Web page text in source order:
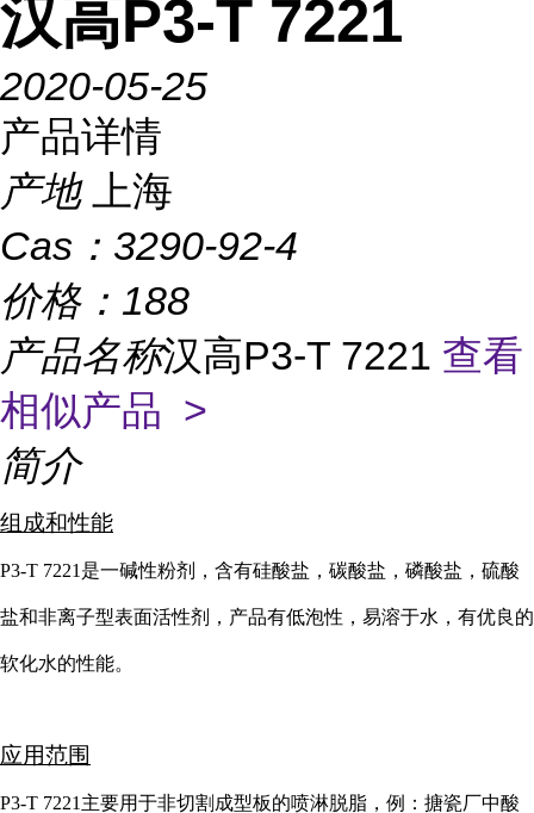
汉高P3-T 7221
2020-05-25
产品详情
产地
上海
Cas： 3290-92-4
价格： 188
产品名称汉高P3-T 7221 查看
相似产品 >
简介
组成和性能
P3-T 7221 是一碱性粉剂 ， 含有硅酸盐 ， 碳酸盐 ， 磷酸盐 ， 硫酸
盐和非离子型表面活性剂 ， 产品有低泡性 ， 易溶于水 ， 有优良的
软化水的性能。
应用范围
P3-T 7221 主要用于非切割成型板的喷淋脱脂 ， 例：搪瓷厂中酸